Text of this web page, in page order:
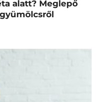
alatt? Meglepő